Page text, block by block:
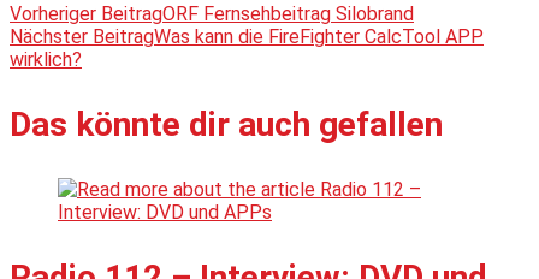
Vorheriger BeitragORF Fernsehbeitrag Silobrand
Nächster BeitragWas kann die FireFighter CalcTool APP
wirklich?
Das könnte dir auch gefallen